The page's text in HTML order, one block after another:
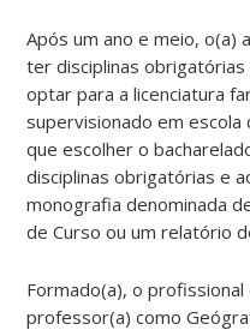
Após um ano e meio, o(a)
ter disciplinas obrigatórias
optar para a licenciatura
supervisionado em escola
que escolher o
disciplinas obrigatórias e
monografia denominada
de Curso ou um relatório
Formado(a), o
professor(a) como